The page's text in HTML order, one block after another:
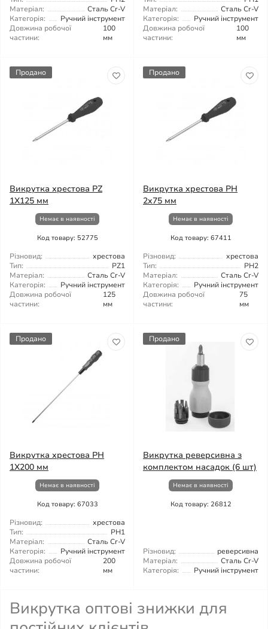
Матеріал:
Сталь Cr-V
Категорія:
Ручний інструмент
Довжина робочої
частини:
100
мм
Матеріал:
Сталь Cr-V
Категорія:
Ручний інструмент
Довжина робочої
частини:
100
мм
Продано
Викрутка хрестова PZ
1Х125 мм
Немає в наявності
Код товару: 52775
Різновид:
хрестова
Тип:
PZ1
Матеріал:
Сталь Cr-V
Категорія:
Ручний інструмент
Довжина робочої
частини:
125
мм
Продано
Викрутка хрестова PH
2x75 мм
Немає в наявності
Код товару: 67411
Різновид:
хрестова
Тип:
PH2
Матеріал:
Сталь Cr-V
Категорія:
Ручний інструмент
Довжина робочої
частини:
75
мм
Продано
Викрутка хрестова PH
1X200 мм
Немає в наявності
Код товару: 67033
Різновид:
хрестова
Тип:
PH1
Матеріал:
Сталь Cr-V
Категорія:
Ручний інструмент
Довжина робочої
частини:
200
мм
Продано
Викрутка реверсивна з
комплектом насадок (6 шт)
Немає в наявності
Код товару: 26812
Різновид:
реверсивна
Матеріал:
Сталь Cr-V
Категорія:
Ручний інструмент
Викрутка оптові знижки для